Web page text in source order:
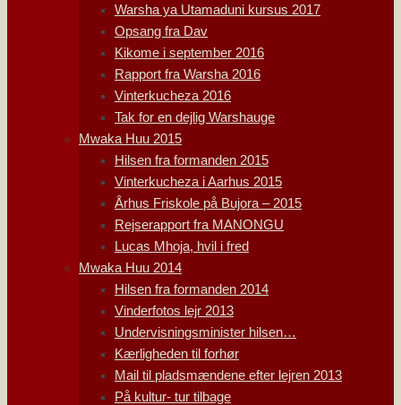
Warsha ya Utamaduni kursus 2017
Opsang fra Dav
Kikome i september 2016
Rapport fra Warsha 2016
Vinterkucheza 2016
Tak for en dejlig Warshauge
Mwaka Huu 2015
Hilsen fra formanden 2015
Vinterkucheza i Aarhus 2015
Århus Friskole på Bujora – 2015
Rejserapport fra MANONGU
Lucas Mhoja, hvil i fred
Mwaka Huu 2014
Hilsen fra formanden 2014
Vinderfotos lejr 2013
Undervisningsminister hilsen…
Kærligheden til forhør
Mail til pladsmændene efter lejren 2013
På kultur- tur tilbage